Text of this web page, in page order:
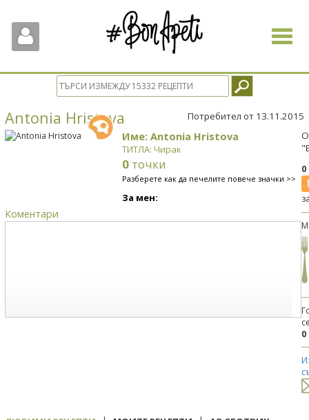
Toggle
Antonia Hristova Потребител от 13.11.2015
Име: Antonia Hristova
ТИТЛА: Чирак
0 точки
Разберете как да печелите повече значки >>
За мен:
Коментари
0